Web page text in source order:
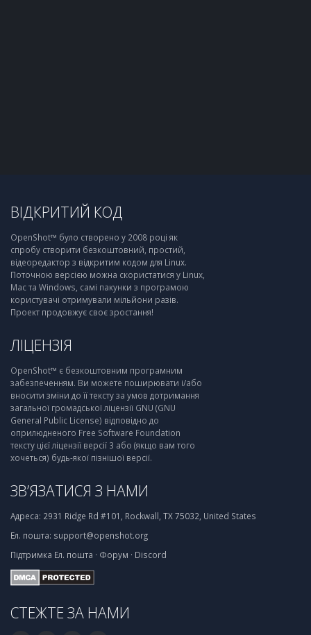
ВІДКРИТИЙ КОД
OpenShot™ було створено у 2008 році як
спробу створити безкоштовний, простий,
відеоредактор з відкритим кодом для Linux.
Поточною версією можна скористатися у Linux,
Mac та Windows, самі пакунки з програмою
користувачі отримували мільйони разів.
Проект продовжує своє зростання!
ЛІЦЕНЗІЯ
OpenShot™ є безкоштовним програмним
забезпеченням. Ви можете поширювати і/або
вносити зміни до її тексту за умов дотримання
загальної громадської ліцензії GNU (GNU
General Public License) відповідно до
оприлюдненого Free Software Foundation
тексту цієї ліцензії версії 3 або (якщо вам того
хочеться) будь-якої пізнішої версії.
ЗВ’ЯЗАТИСЯ З НАМИ
Адреса: 2931 Ridge Rd #101, Rockwall, TX 75032, United States
Ел. пошта: support@openshot.org
Підтримка Ел. пошта · Форум · Discord
СТЕЖТЕ ЗА НАМИ